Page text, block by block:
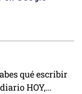
qué escribir
HOY,